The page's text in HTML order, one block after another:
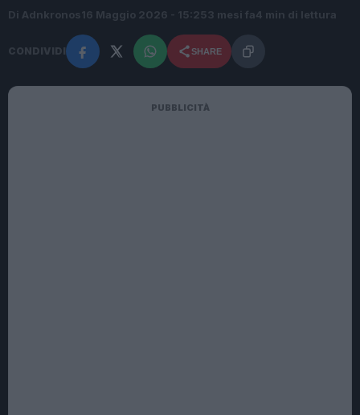
Di Adnkronos 16 Maggio 2026 - 15:25 3 mesi fa4 min di lettura
CONDIVIDI SHARE
PUBBLICITÀ